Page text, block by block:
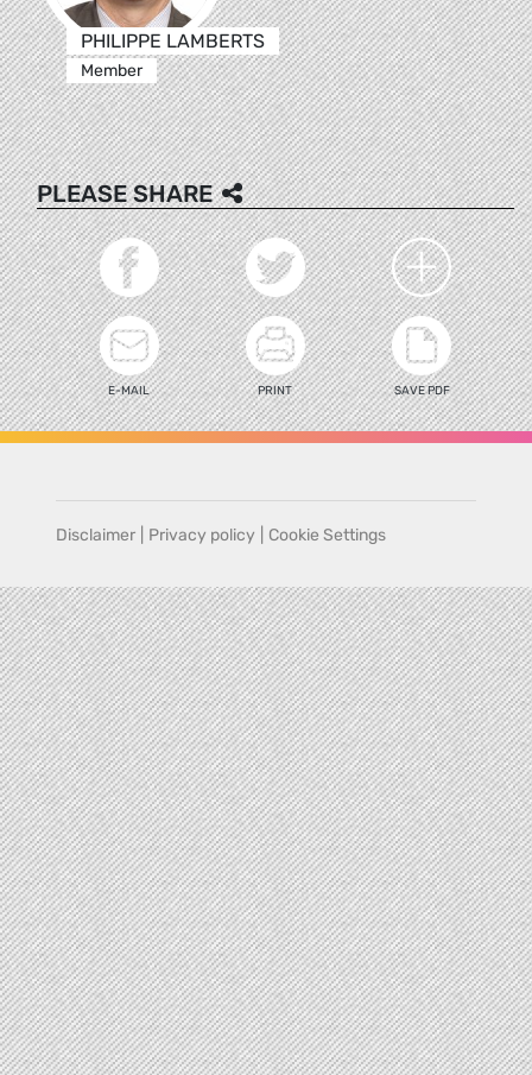
PHILIPPE LAMBERTS
Member
PLEASE SHARE
E-MAIL PRINT SAVE PDF
Disclaimer Privacy policy Cookie Settings